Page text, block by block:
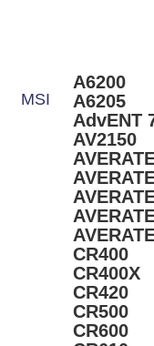
MSI
A6200
A6205
AdvENT
AV2150
CR400
CR400X
CR420
CR500
CR600